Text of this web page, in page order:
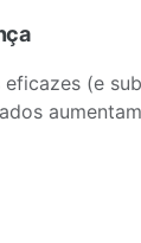
(e